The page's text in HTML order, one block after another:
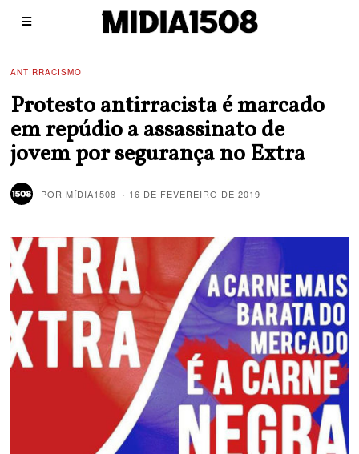
ANTIRRACISMO
Protesto antirracista é marcado
em repúdio a assassinato de
jovem por segurança no Extra
PORMÍDIA1508 16 DE FEVEREIRO DE 2019